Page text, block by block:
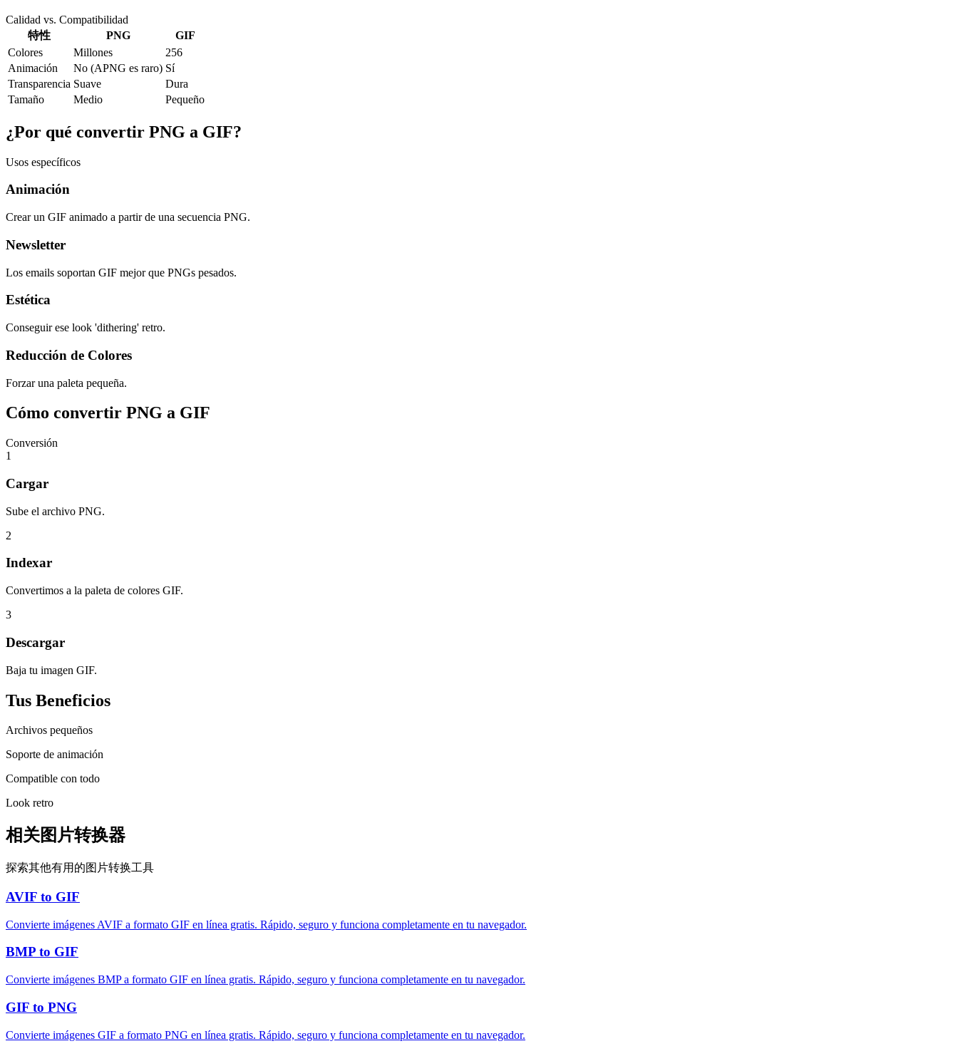
Calidad vs. Compatibilidad
特性
PNG
GIF
Colores
Millones
256
Animación
No (APNG es raro) Sí
Transparencia Suave
Dura
Tamaño
Medio Pequeño
¿Por qué convertir PNG a GIF?
Usos específicos
Animación
Crear un GIF animado a partir de una secuencia PNG.
Newsletter
Los emails soportan GIF mejor que PNGs pesados.
Estética
Conseguir ese look 'dithering' retro.
Reducción de Colores
Forzar una paleta pequeña.
Cómo convertir PNG a GIF
Conversión
1
Cargar
Sube el archivo PNG.
2
Indexar
Convertimos a la paleta de colores GIF.
3
Descargar
Baja tu imagen GIF.
Tus Beneficios
Archivos pequeños
Soporte de animación
Compatible con todo
Look retro
相关图片转换器
探索其他有用的图片转换工具
AVIF to GIF
Convierte imágenes AVIF a formato GIF en línea gratis. Rápido, seguro y funciona completamente en tu navegador.
BMP to GIF
Convierte imágenes BMP a formato GIF en línea gratis. Rápido, seguro y funciona completamente en tu navegador.
GIF to PNG
Convierte imágenes GIF a formato PNG en línea gratis. Rápido, seguro y funciona completamente en tu navegador.